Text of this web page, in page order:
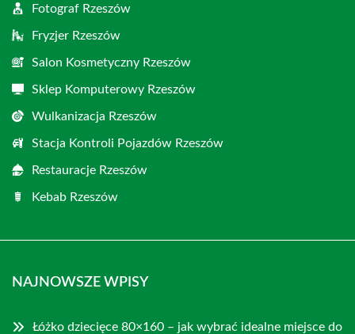
Fotograf Rzeszów
Fryzjer Rzeszów
Salon Kosmetyczny Rzeszów
Sklep Komputerowy Rzeszów
Wulkanizacja Rzeszów
Stacja Kontroli Pojazdów Rzeszów
Restauracje Rzeszów
Kebab Rzeszów
NAJNOWSZE WPISY
Łóżko dziecięce 80×160 – jak wybrać idealne miejsce do